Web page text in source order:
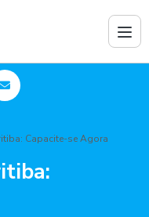
Capacite-se Agora